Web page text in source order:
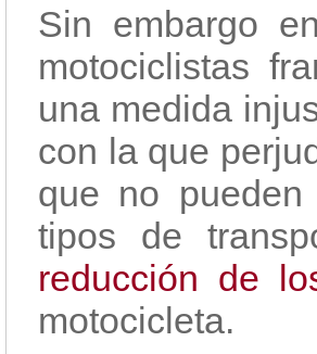
Sin embargo
motociclistas
una medida
con la que
que no
tipos de
reducción de
motocicleta.